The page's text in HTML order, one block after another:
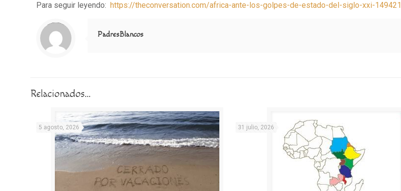
Para seguir leyendo:https://theconversation.com/africa-ante-los-golpes-de-estado-del-siglo-xxi-149421
Notice
: Trying to access array offset on value of type null in
/home/misioner/public_html/padresblancos/themes/betheme/includes/content-single.php
on line
286
PadresBlancos
Relacionados...
5 agosto, 2026 31 julio, 2026